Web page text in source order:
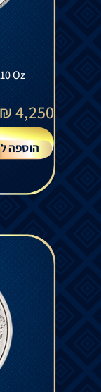
Oz
4,250
₪
הוספה